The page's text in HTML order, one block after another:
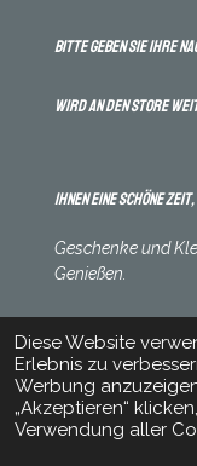
Diese Website
Erlebnis zu
Werbung
„Akzeptieren“
Verwendung aller
Bitte geben Sie Ihre
wird an den Store
Ihnen eine schöne
Geschenke und
Genießen.
© 2023 - 2026